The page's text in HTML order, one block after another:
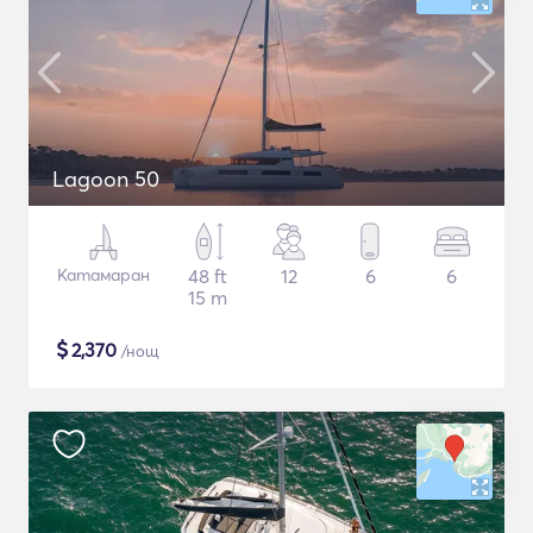
Lagoon 50
Катамаран
48 ft
15 m
12 6 6
$2,370 /нощ